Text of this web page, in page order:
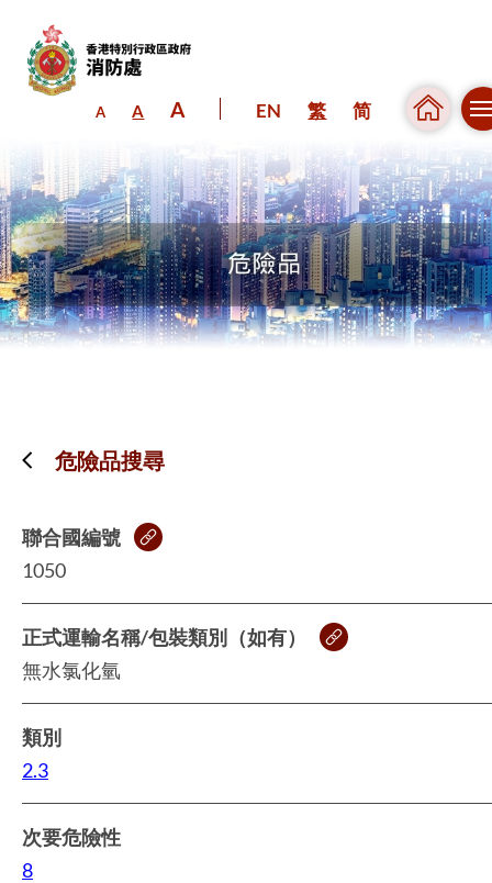
A A A EN 繁 简
危險品搜尋
聯合國編號
1050
正式運輸名稱/包裝類別（如有）
無水氯化氫
類別
2.3
次要危險性
8